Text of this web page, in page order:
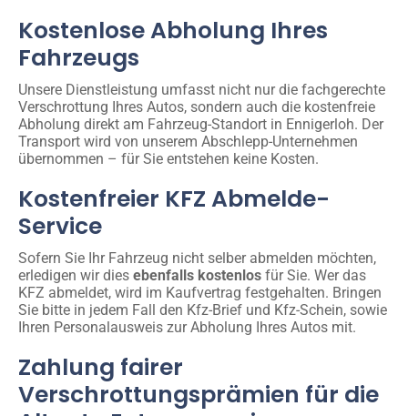
Kostenlose Abholung Ihres
Fahrzeugs
Unsere Dienstleistung umfasst nicht nur die fachgerechte
Verschrottung Ihres Autos, sondern auch die kostenfreie
Abholung direkt am Fahrzeug-Standort in Ennigerloh. Der
Transport wird von unserem Abschlepp-Unternehmen
übernommen – für Sie entstehen keine Kosten.
Kostenfreier KFZ Abmelde-
Service
Sofern Sie Ihr Fahrzeug nicht selber abmelden möchten,
erledigen wir dies ebenfalls kostenlos für Sie. Wer das
KFZ abmeldet, wird im Kaufvertrag festgehalten. Bringen
Sie bitte in jedem Fall den Kfz-Brief und Kfz-Schein, sowie
Ihren Personalausweis zur Abholung Ihres Autos mit.
Zahlung fairer
Verschrottungsprämien für die